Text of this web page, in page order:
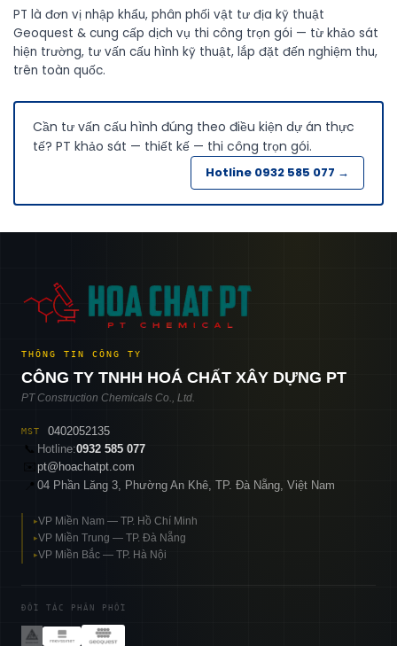
PT là đơn vị nhập khẩu, phân phối vật tư địa kỹ thuật
Geoquest & cung cấp dịch vụ thi công trọn gói — từ khảo sát
hiện trường, tư vấn cấu hình kỹ thuật, lắp đặt đến nghiệm thu,
trên toàn quốc.
Cần tư vấn cấu hình đúng theo điều kiện dự án thực
tế? PT khảo sát — thiết kế — thi công trọn gói.
Hotline 0932 585 077 →
THÔNG TIN CÔNG TY
CÔNG TY TNHH HOÁ CHẤT XÂY DỰNG PT
PT Construction Chemicals Co., Ltd.
MST
0402052135
📞 Hotline:0932 585 077
pt@hoachatpt.com
04 Phần Lăng 3, Phường An Khê, TP. Đà Nẵng, Việt Nam
▸VP Miền Nam — TP. Hồ Chí Minh
▸VP Miền Trung — TP. Đà Nẵng
▸VP Miền Bắc — TP. Hà Nội
ĐỐI TÁC PHÂN PHỐI